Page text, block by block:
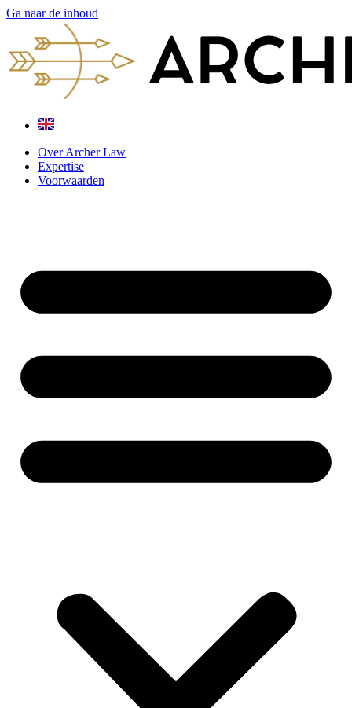
Ga naar de inhoud
Over Archer Law
Expertise
Voorwaarden